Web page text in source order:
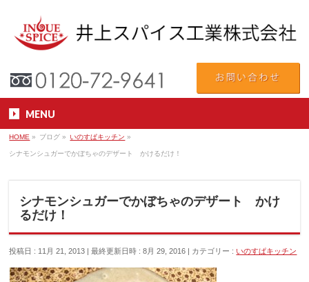
MENU
HOME » ブログ » いのすぱキッチン »
シナモンシュガーでかぼちゃのデザート かけるだけ！
シナモンシュガーでかぼちゃのデザート かけ
るだけ！
投稿日 : 11月 21, 2013 最終更新日時 : 8月 29, 2016 カテゴリー : いのすぱキッチン